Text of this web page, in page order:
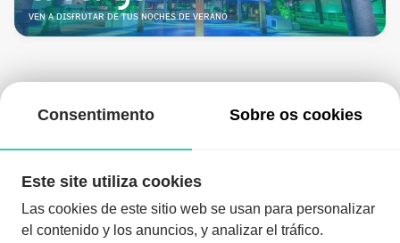
ᴠᴇɴ ᴀ ᴅɪsғʀᴜᴛᴀʀ ᴅᴇ ᴛᴜs ɴᴏᴄʜᴇs ᴅᴇ ᴠᴇʀᴀɴᴏ
Consentimento Sobre os cookies
Este site utiliza cookies
Las cookies de este sitio web se usan para personalizar
el contenido y los anuncios, y analizar el tráfico.